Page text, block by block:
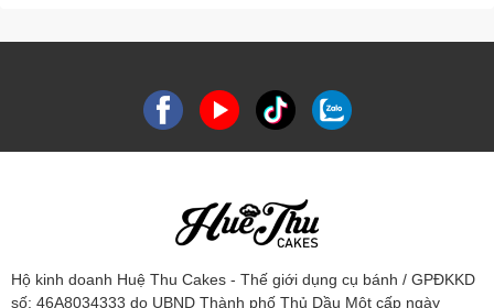
Hộ kinh doanh Huệ Thu Cakes - Thế giới dụng cụ bánh / GPĐKKD
số: 46A8034333 do UBND Thành phố Thủ Dầu Một cấp ngày